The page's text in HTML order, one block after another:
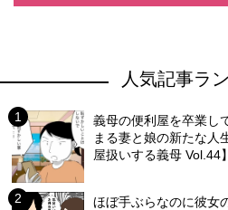
人気記事ラ
義母の便利屋を卒業し
まる妻と娘の新たな人
屋扱いする義母 Vol.44】
ほぼ手ぶらなのに彼女